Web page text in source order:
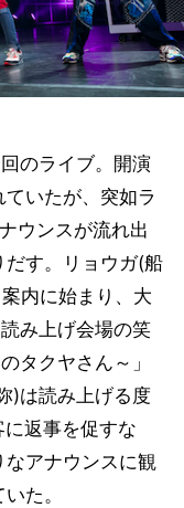
のライブ。開演
いたが、突如ラ
ウンスが流れ出
だす。リョウガ(船
内に始まり、大
み上げ会場の笑
タクヤさん～」
)は読み上げる度
返事を促すな
なアナウンスに観
た。